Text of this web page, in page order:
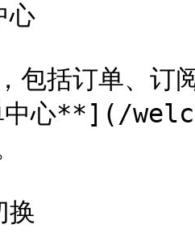
包括订单、订
中心**](/